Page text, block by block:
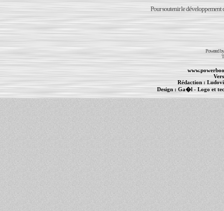
Pour soutenir le développement
Powered
Rédaction :
Design :Ga�l- Logo et
PowerBook